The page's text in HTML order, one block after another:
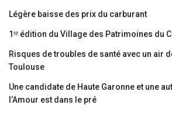
Légère baisse des prix du carburant
1ʳᵉ édition du Village des Patrimoines du
Risques de troubles de santé avec un air
Toulouse
Une candidate de Haute Garonne et une
l’Amour est dans le pré